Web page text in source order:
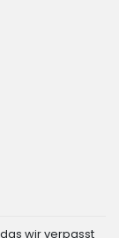
wir verpasst